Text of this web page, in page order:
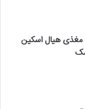
مغذی هیال اسکین